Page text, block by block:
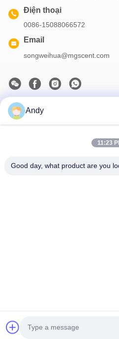
Điện thoại
0086-15088066572
Email
songweihua@mgscent.com
Thông tin của chúng tôi
HaoYue Fragrance Technology
Andy
11:23
Good day, what product are you